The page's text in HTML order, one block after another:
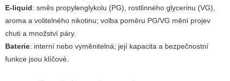
E-liquid: směs propylenglykolu (PG), rostlinného glycerinu (VG),
aroma a volitelného nikotinu; volba poměru PG/VG mění projev
chuti a množství páry.
Baterie: interní nebo vyměnitelná; její kapacita a bezpečnostní
funkce jsou klíčové.